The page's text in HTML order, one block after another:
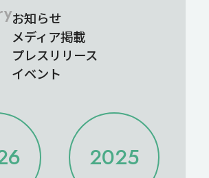
お知らせ
メディア掲載
プレスリリース
イベント
2025